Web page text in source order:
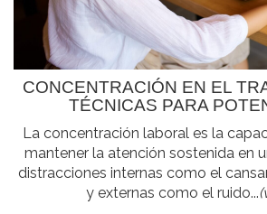
CONCENTRACIÓN EN EL
TÉCNICAS PARA
La concentración laboral es la
mantener la atención sostenida en
distracciones internas como el
y externas como el ruido...